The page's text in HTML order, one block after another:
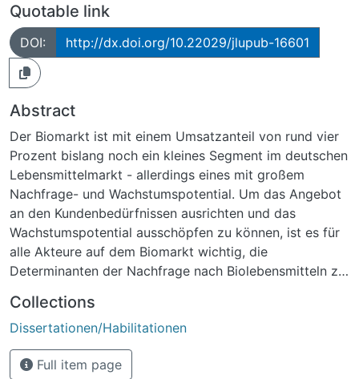
Quotable link
DOI: http://dx.doi.org/10.22029/jlupub-16601
Abstract
Der Biomarkt ist mit einem Umsatzanteil von rund vier
Prozent bislang noch ein kleines Segment im deutschen
Lebensmittelmarkt - allerdings eines mit großem
Nachfrage- und Wachstumspotential. Um das Angebot
an den Kundenbedürfnissen ausrichten und das
Wachstumspotential ausschöpfen zu können, ist es für
alle Akteure auf dem Biomarkt wichtig, die
Determinanten der Nachfrage nach Biolebensmitteln zu
können. Doch in der wissenschaftlichen Literatur gibt
es hierzu noch kaum Informationen. Der erste Teil der
vorliegenden Dissertation (Teil A - Nachfrageanalysen)
untersucht deshalb das Verhalten der Verbraucher am
Collections
Dissertationen/Habilitationen
Full item page